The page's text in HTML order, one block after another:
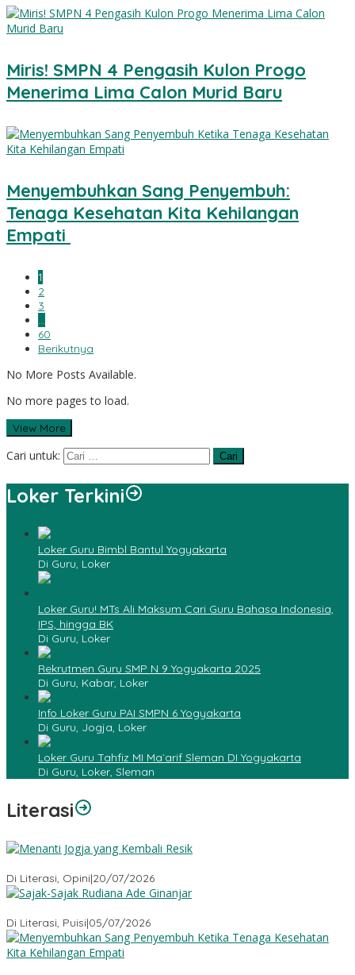
Miris! SMPN 4 Pengasih Kulon Progo
Menerima Lima Calon Murid Baru
Menyembuhkan Sang Penyembuh:
Tenaga Kesehatan Kita Kehilangan
Empati
1
2
3
…
60
Berikutnya
No More Posts Available.
No more pages to load.
View More
Cari untuk:
Loker Terkini
Loker Guru Bimbl Bantul Yogyakarta
Di Guru, Loker
Loker Guru! MTs Ali Maksum Cari Guru Bahasa Indonesia,
IPS, hingga BK
Di Guru, Loker
Rekrutmen Guru SMP N 9 Yogyakarta 2025
Di Guru, Kabar, Loker
Info Loker Guru PAI SMPN 6 Yogyakarta
Di Guru, Jogja, Loker
Loker Guru Tahfiz MI Ma`arif Sleman DI Yogyakarta
Di Guru, Loker, Sleman
Literasi
Di Literasi, Opini|20/07/2026
Di Literasi, Puisi|05/07/2026